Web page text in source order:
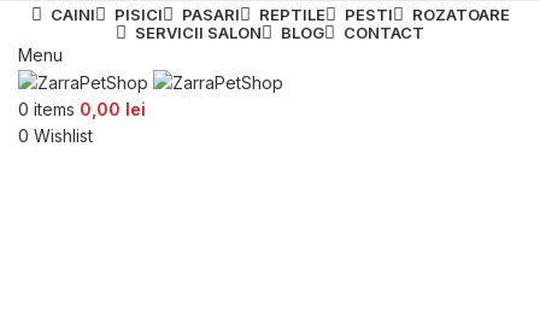
CAINI PISICI PASARI REPTILE PESTI
ROZATOARE
SERVICII SALON
BLOG CONTACT
Menu
0 items 0,00 lei
0 Wishlist